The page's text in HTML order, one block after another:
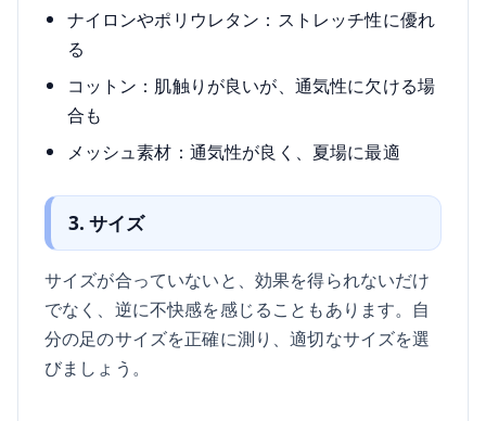
ナイロンやポリウレタン：ストレッチ性に優れ
る
コットン：肌触りが良いが、通気性に欠ける場
合も
メッシュ素材：通気性が良く、夏場に最適
3. サイズ
サイズが合っていないと、効果を得られないだけ
でなく、逆に不快感を感じることもあります。自
分の足のサイズを正確に測り、適切なサイズを選
びましょう。